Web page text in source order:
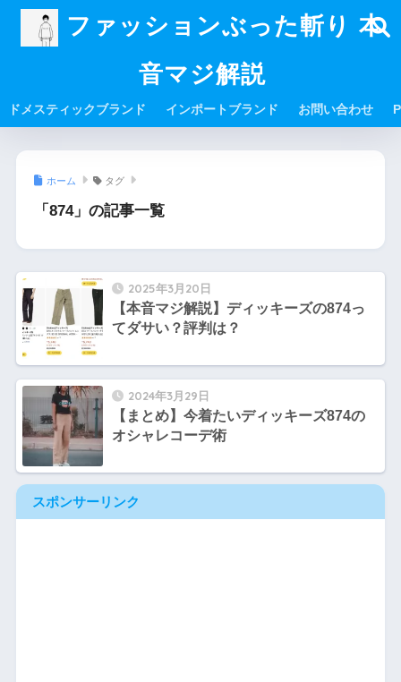
ファッションぶった斬り 本
音マジ解説
ドメスティックブランド インポートブランド お問い合わせ
ホーム タグ
「874」の記事一覧
2025年3月20日
【本音マジ解説】ディッキーズの874っ
てダサい？評判は？
2024年3月29日
【まとめ】今着たいディッキーズ874の
オシャレコーデ術
スポンサーリンク